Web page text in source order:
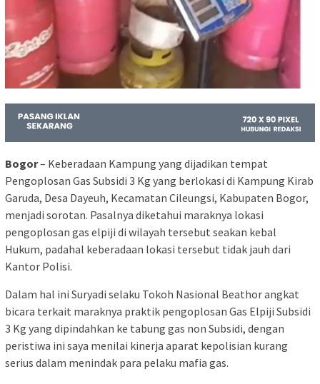
Bogor– Keberadaan Kampung yang dijadikan tempat
Pengoplosan Gas Subsidi 3 Kg yang berlokasi di Kampung Kirab
Garuda, Desa Dayeuh, Kecamatan Cileungsi, Kabupaten Bogor,
menjadi sorotan. Pasalnya diketahui maraknya lokasi
pengoplosan gas elpiji di wilayah tersebut seakan kebal
Hukum, padahal keberadaan lokasi tersebut tidak jauh dari
Kantor Polisi.
Dalam hal ini Suryadi selaku Tokoh Nasional Beathor angkat
bicara terkait maraknya praktik pengoplosan Gas Elpiji Subsidi
3 Kg yang dipindahkan ke tabung gas non Subsidi, dengan
peristiwa ini saya menilai kinerja aparat kepolisian kurang
serius dalam menindak para pelaku mafia gas.